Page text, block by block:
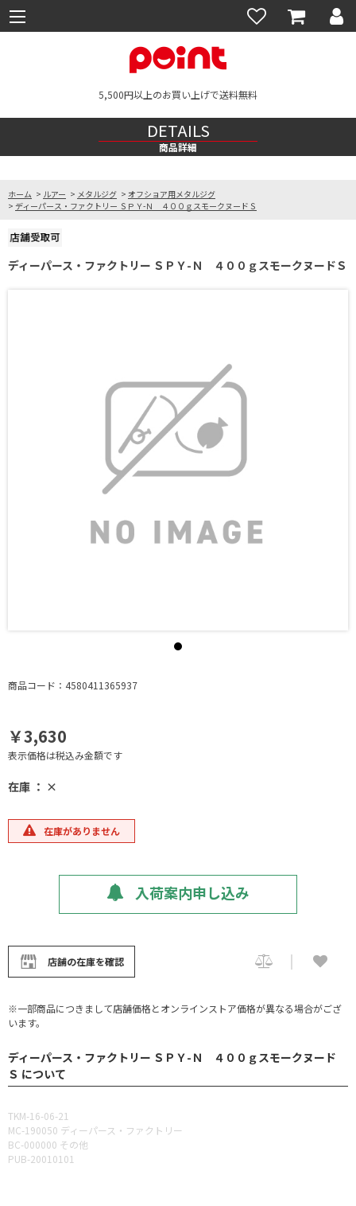
5,500円以上のお買い上げで送料無料
DETAILS
商品詳細
ホーム > ルアー > メタルジグ > オフショア用メタルジグ
> ディーパース・ファクトリー ＳＰＹ-Ｎ ４００ｇスモークヌードＳ
ディーパース・ファクトリー ＳＰＹ-Ｎ ４００ｇスモークヌードＳ
商品コード：4580411365937
￥3,630
表示価格は税込み金額です
在庫 ： ×
在庫がありません
入荷案内申し込み
店舗の在庫を確認
※一部商品につきまして店舗価格とオンラインストア価格が異なる場合がござ
います。
ディーパース・ファクトリー ＳＰＹ-Ｎ ４００ｇスモークヌード
Ｓ について
TKM-16-06-21
MC-190050 ディーパース・ファクトリー
BC-000000 その他
PUB-20010101